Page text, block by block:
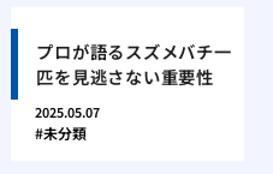
プロが語るスズメバチ一
匹を見逃さない重要性
2025.05.07
未分類